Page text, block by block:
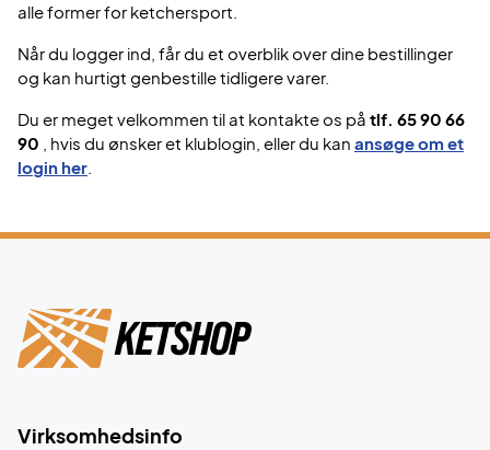
alle former for ketchersport.
Når du logger ind, får du et overblik over dine bestillinger
og kan hurtigt genbestille tidligere varer.
Du er meget velkommen til at kontakte os på tlf. 65 90 66
90
, hvis du ønsker et klublogin, eller du kan ansøge om et
login her
Virksomhedsinfo